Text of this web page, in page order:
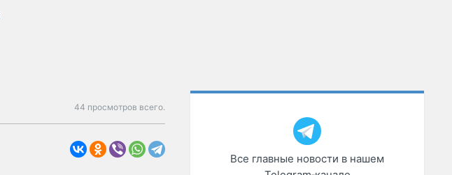
44 просмотров всего.
Все главные новости в нашем